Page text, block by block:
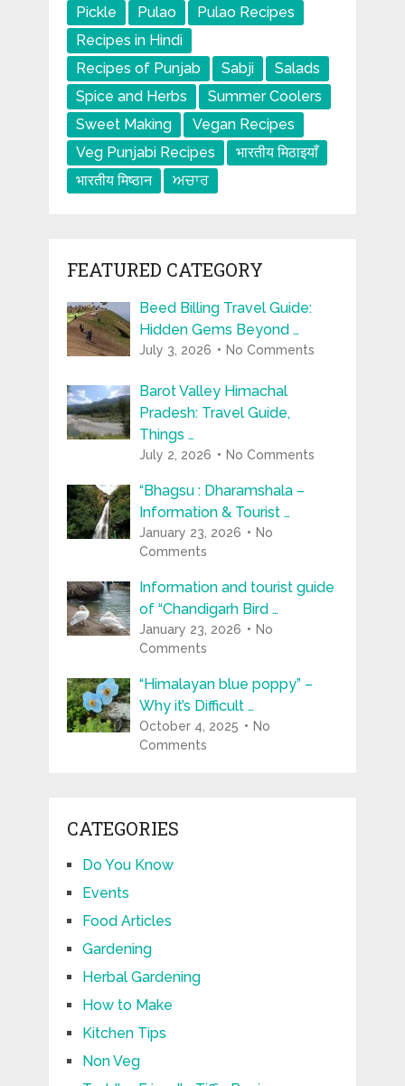
Pickle
Pulao
Pulao Recipes
Recipes in Hindi
Recipes of Punjab
Sabji
Salads
Spice and Herbs
Summer Coolers
Sweet Making
Vegan Recipes
Veg Punjabi Recipes
भारतीय मिठाइयाँ
भारतीय मिष्ठान
ਅਚਾਰ
FEATURED CATEGORY
Beed Billing Travel Guide:
Hidden Gems Beyond …
July 3, 2026 No Comments
Barot Valley Himachal
Pradesh: Travel Guide,
Things …
July 2, 2026 No Comments
“Bhagsu : Dharamshala –
Information & Tourist …
January 23, 2026
No
Comments
Information and tourist guide
of “Chandigarh Bird …
January 23, 2026
No
Comments
“Himalayan blue poppy” –
Why it’s Difficult …
October 4, 2025
No
Comments
CATEGORIES
Do You Know
Events
Food Articles
Gardening
Herbal Gardening
How to Make
Kitchen Tips
Non Veg